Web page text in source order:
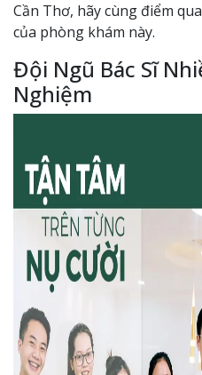
Cần Thơ, hãy cùng điểm
của phòng khám này.
Đội Ngũ Bác Sĩ
Nghiệm